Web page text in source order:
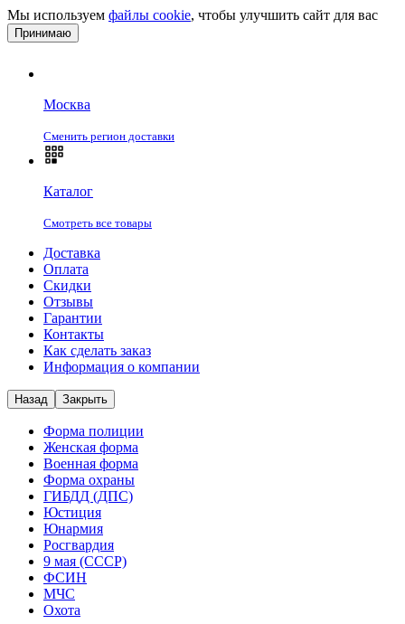
Мы используем файлы cookie, чтобы улучшить сайт для вас
Принимаю
Москва
Сменить регион доставки
Каталог
Смотреть все товары
Доставка
Оплата
Скидки
Отзывы
Гарантии
Контакты
Как сделать заказ
Информация о компании
Назад Закрыть
Форма полиции
Женская форма
Военная форма
Форма охраны
ГИБДД (ДПС)
Юстиция
Юнармия
Росгвардия
9 мая (СССР)
ФСИН
МЧС
Охота